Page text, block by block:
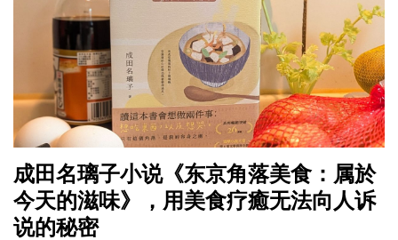
成田名璃子小说《东京角落美食：属於
今天的滋味》，用美食疗癒无法向人诉
说的秘密